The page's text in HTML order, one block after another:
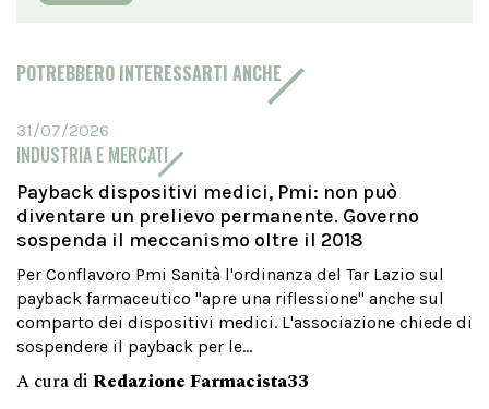
POTREBBERO INTERESSARTI ANCHE
31/07/2026
INDUSTRIA E MERCATI
Payback dispositivi medici, Pmi: non può
diventare un prelievo permanente. Governo
sospenda il meccanismo oltre il 2018
Per Conflavoro Pmi Sanità l'ordinanza del Tar Lazio sul
payback farmaceutico "apre una riflessione" anche sul
comparto dei dispositivi medici. L'associazione chiede di
sospendere il payback per le...
A cura di Redazione Farmacista33